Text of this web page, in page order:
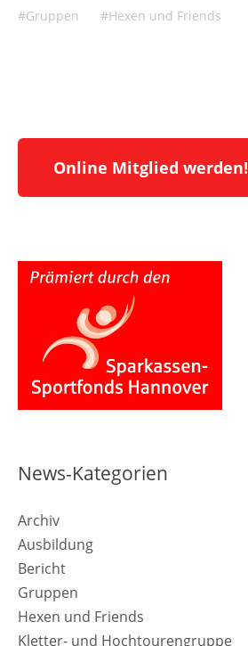
Gruppen Hexen und Friends
Online Mitglied werden!
News-Kategorien
Archiv
Ausbildung
Bericht
Gruppen
Hexen und Friends
Kletter- und Hochtourengruppe